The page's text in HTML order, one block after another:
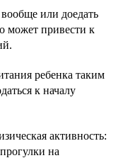
вообще или доедать
может привести к
ребенка таким
к началу
активность:
на